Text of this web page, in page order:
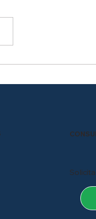
eficiente para